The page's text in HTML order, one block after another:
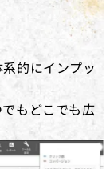
的にインプッ
もどこでも広